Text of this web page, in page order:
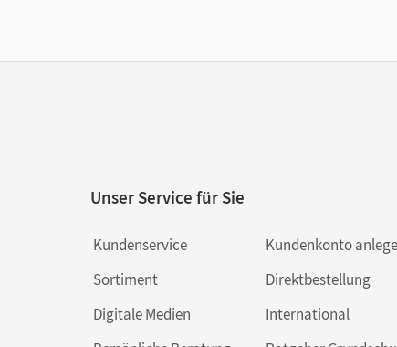
Unser Service für Sie
Kundenservice
Sortiment
Digitale Medien
Kundenkonto
Direktbestellung
International